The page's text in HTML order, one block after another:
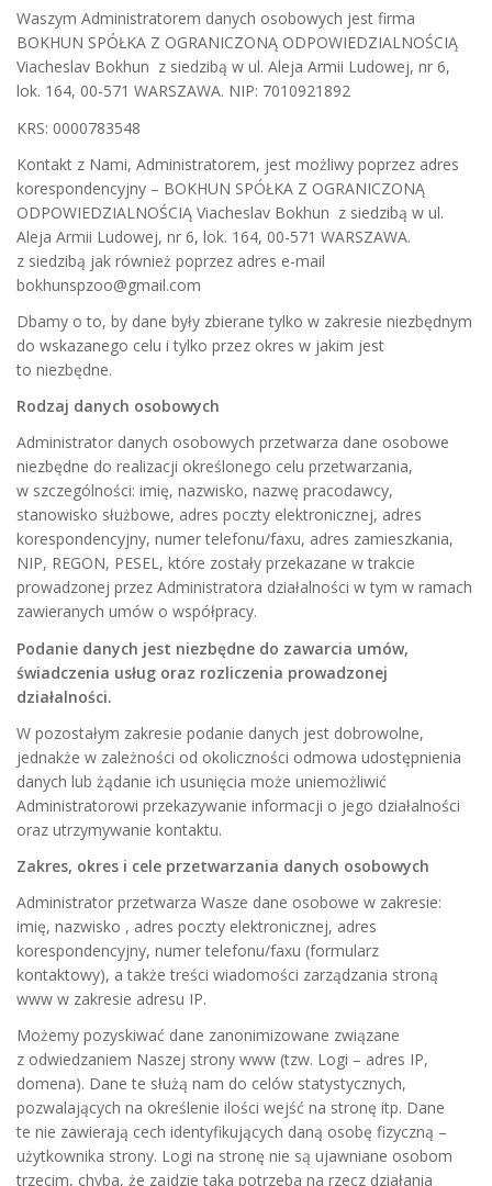
Waszym Administratorem danych osobowych jest firma
BOKHUN SPÓŁKA Z OGRANICZONĄ ODPOWIEDZIALNOŚCIĄ
Viacheslav Bokhun z siedzibą w ul. Aleja Armii Ludowej, nr 6,
lok. 164, 00-571 WARSZAWA. NIP: 7010921892
KRS: 0000783548
Kontakt z Nami, Administratorem, jest możliwy poprzez adres
korespondencyjny – BOKHUN SPÓŁKA Z OGRANICZONĄ
ODPOWIEDZIALNOŚCIĄ Viacheslav Bokhun z siedzibą w ul.
Aleja Armii Ludowej, nr 6, lok. 164, 00-571 WARSZAWA.
z siedzibą jak również poprzez adres e-mail
bokhunspzoo@gmail.com
Dbamy o to, by dane były zbierane tylko w zakresie niezbędnym
do wskazanego celu i tylko przez okres w jakim jest
to niezbędne.
Rodzaj danych osobowych
Administrator danych osobowych przetwarza dane osobowe
niezbędne do realizacji określonego celu przetwarzania,
w szczególności: imię, nazwisko, nazwę pracodawcy,
stanowisko służbowe, adres poczty elektronicznej, adres
korespondencyjny, numer telefonu/faxu, adres zamieszkania,
NIP, REGON, PESEL, które zostały przekazane w trakcie
prowadzonej przez Administratora działalności w tym w ramach
zawieranych umów o współpracy.
Podanie danych jest niezbędne do zawarcia umów,
świadczenia usług oraz rozliczenia prowadzonej
działalności.
W pozostałym zakresie podanie danych jest dobrowolne,
jednakże w zależności od okoliczności odmowa udostępnienia
danych lub żądanie ich usunięcia może uniemożliwić
Administratorowi przekazywanie informacji o jego działalności
oraz utrzymywanie kontaktu.
Zakres, okres i cele przetwarzania danych osobowych
Administrator przetwarza Wasze dane osobowe w zakresie:
imię, nazwisko , adres poczty elektronicznej, adres
korespondencyjny, numer telefonu/faxu (formularz
kontaktowy), a także treści wiadomości zarządzania stroną
www w zakresie adresu IP.
Możemy pozyskiwać dane zanonimizowane związane
z odwiedzaniem Naszej strony www (tzw. Logi – adres IP,
domena). Dane te służą nam do celów statystycznych,
pozwalających na określenie ilości wejść na stronę itp. Dane
te nie zawierają cech identyfikujących daną osobę fizyczną –
użytkownika strony. Logi na stronę nie są ujawniane osobom
trzecim, chyba, że zajdzie taka potrzeba na rzecz działania